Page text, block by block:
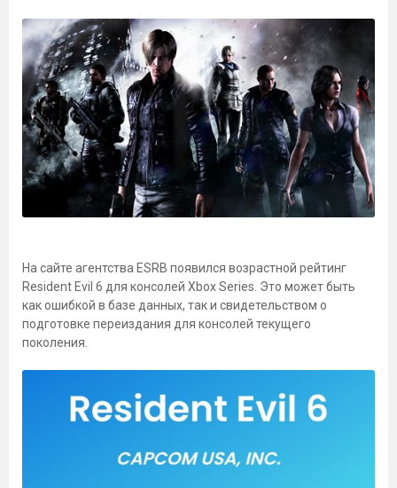
На сайте агентства ESRB появился возрастной рейтинг
Resident Evil 6 для консолей Xbox Series. Это может быть
как ошибкой в базе данных, так и свидетельством о
подготовке переиздания для консолей текущего
поколения.